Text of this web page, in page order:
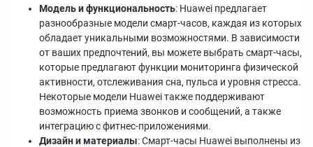
Модель и функциональность: Huawei предлагает
разнообразные модели смарт-часов, каждая из которых
обладает уникальными возможностями. В зависимости
от ваших предпочтений, вы можете выбрать смарт-часы,
которые предлагают функции мониторинга физической
активности, отслеживания сна, пульса и уровня стресса.
Некоторые модели Huawei также поддерживают
возможность приема звонков и сообщений, а также
интеграцию с фитнес-приложениями.
Дизайн и материалы: Смарт-часы Huawei выполнены из